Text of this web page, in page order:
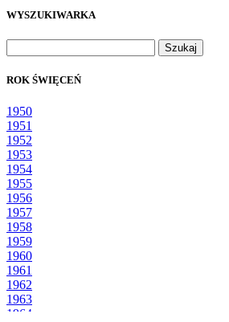
WYSZUKIWARKA
ROK ŚWIĘCEŃ
1950
1951
1952
1953
1954
1955
1956
1957
1958
1959
1960
1961
1962
1963
1964